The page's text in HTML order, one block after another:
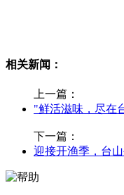
相关新闻：
上一篇：
"鲜活滋味，尽在
下一篇：
迎接开渔季，台